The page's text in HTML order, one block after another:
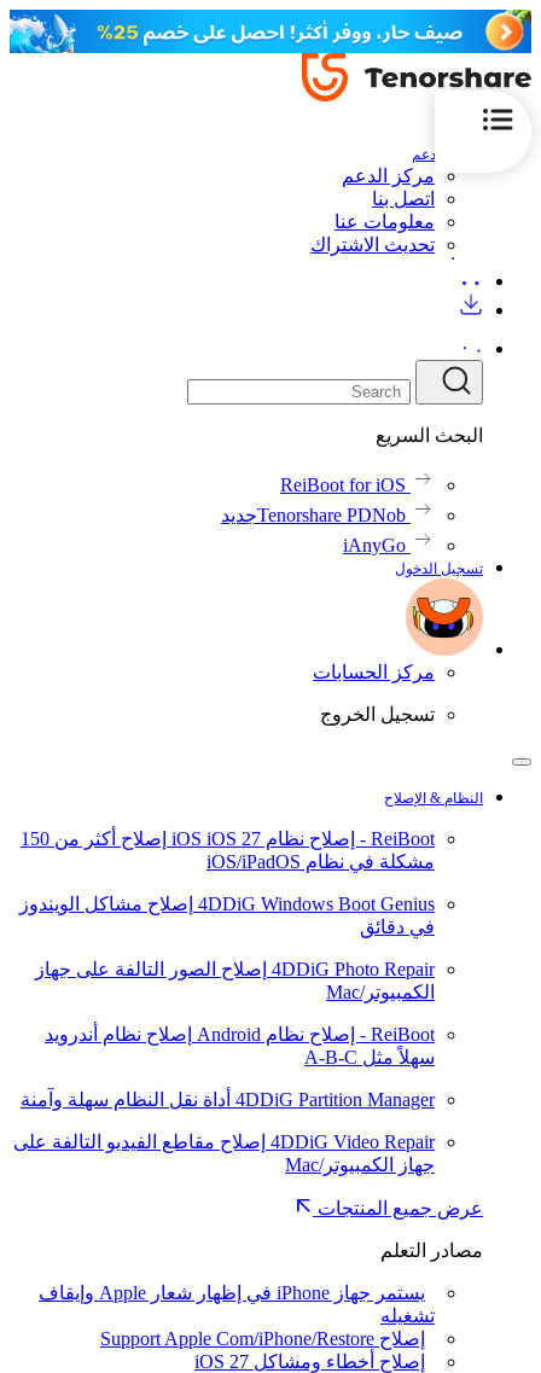
الدعم
مركز الدعم
اتصل بنا
معلومات عنا
تحديث الاشتراك
البحث السريع
ReiBoot for iOS
Tenorshare PDNobجديد
iAnyGo
تسجيل الدخول
مركز الحسابات
تسجيل الخروج
النظام & الإصلاح
ReiBoot - إصلاح نظام iOS iOS 27
إصلاح أكثر من 150
مشكلة في نظام iOS/iPadOS
4DDiG Windows Boot Genius إصلاح مشاكل الويندوز
في دقائق
4DDiG Photo Repair إصلاح الصور التالفة على جهاز
الكمبيوتر/Mac
ReiBoot - إصلاح نظام Android
إصلاح نظام أندرويد
سهلاً مثل A-B-C
4DDiG Partition Manager أداة نقل النظام سهلة وآمنة
4DDiG Video Repair إصلاح مقاطع الفيديو التالفة على
جهاز الكمبيوتر/Mac
عرض جميع المنتجات
مصادر التعلم
يستمر جهاز iPhone في إظهار شعار Apple وإيقاف
تشغيله
إصلاح Support Apple Com/iPhone/Restore
إصلاح أخطاء ومشاكل iOS 27